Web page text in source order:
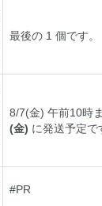
最後の 1 個です。
8/7(金) 午前10時
(金) に発送予定で
#PR